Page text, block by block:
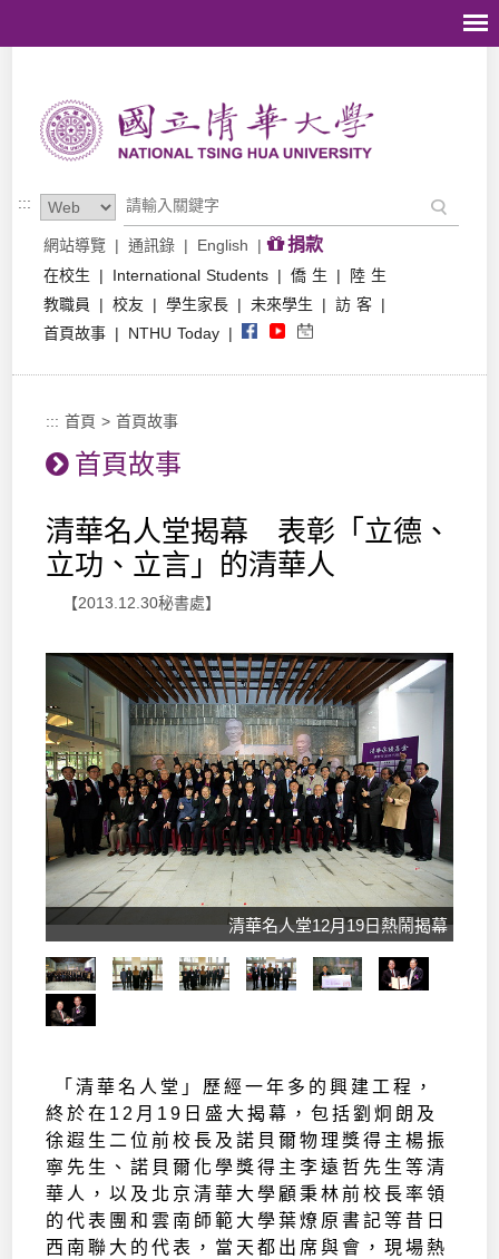
:::
網站導覽 | 通訊錄 | English | 捐款
在校生 | International Students | 僑 生 |
陸 生
教職員
| 校友 | 學生家長 | 未來學生 | 訪 客 |
首頁故事 | NTHU Today |
::: 首頁 >首頁故事
首頁故事
清華名人堂揭幕 表彰「立德、
立功、立言」的清華人
【2013.12.30秘書處】
清華名人堂12月19日熱鬧揭幕
「清華名人堂」歷經一年多的興建工程，
終於在12月19日盛大揭幕，包括劉炯朗及
徐遐生二位前校長及諾貝爾物理獎得主楊振
寧先生、諾貝爾化學獎得主李遠哲先生等清
華人，以及北京清華大學顧秉林前校長率領
的代表團和雲南師範大學葉燎原書記等昔日
西南聯大的代表，當天都出席與會，現場熱